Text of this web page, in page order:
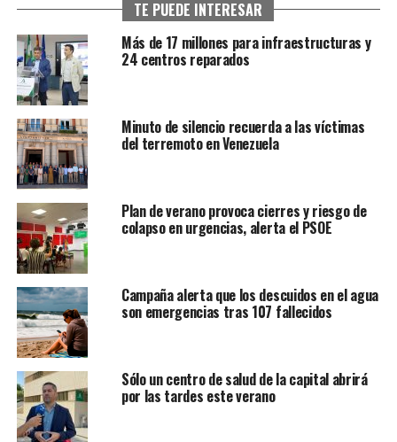
TE PUEDE INTERESAR
Más de 17 millones para infraestructuras y
24 centros reparados
Minuto de silencio recuerda a las víctimas
del terremoto en Venezuela
Plan de verano provoca cierres y riesgo de
colapso en urgencias, alerta el PSOE
Campaña alerta que los descuidos en el agua
son emergencias tras 107 fallecidos
Sólo un centro de salud de la capital abrirá
por las tardes este verano